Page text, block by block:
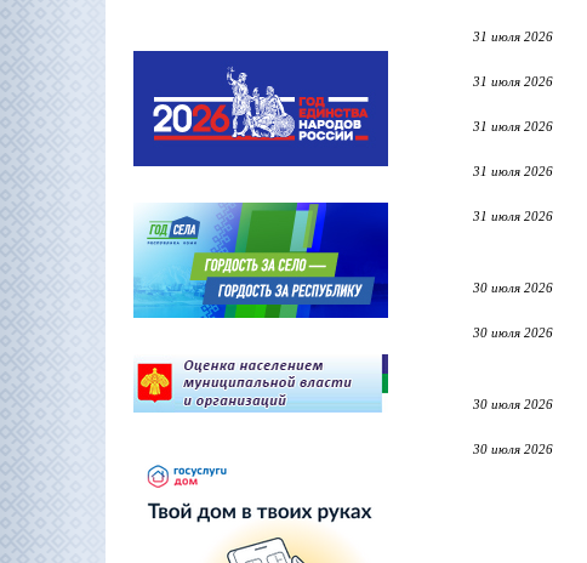
31 июля 2026
31 июля 2026
31 июля 2026
31 июля 2026
31 июля 2026
30 июля 2026
30 июля 2026
30 июля 2026
30 июля 2026